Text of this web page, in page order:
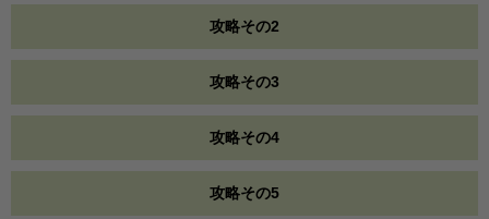
攻略その2
攻略その3
攻略その4
攻略その5